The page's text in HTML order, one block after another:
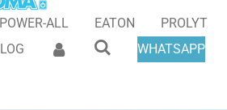
POWER-ALL EATON
PROLYT
WHATSAPP